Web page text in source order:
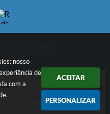
nosso
de
com a
.
ACEITAR
PERSONALIZAR
os direitos reservados -